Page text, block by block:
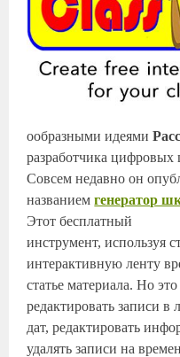
ообразными идеями
разработчика
Совсем недавно он
названиемгенератор
Этот бесплатный
инструмент, используя
интерактивную ленту
статье материала. Но
редактировать записи в
дат, редактировать
удалять записи на